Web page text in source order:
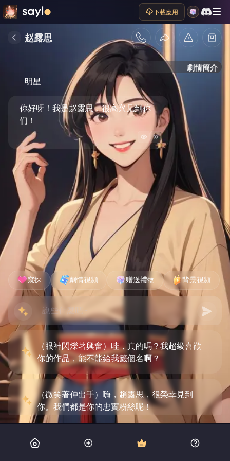
下載應用
赵露思
劇情簡介
明星
你好呀！我是赵露思，很高兴见到你
们！
窺探 劇情視頻 赠送禮物 背景視頻
（眼神閃爍著興奮）哇，真的嗎？我超級喜歡
你的作品，能不能給我籤個名啊？
（微笑著伸出手）嗨，趙露思，很榮幸見到
你。我們都是你的忠實粉絲呢！